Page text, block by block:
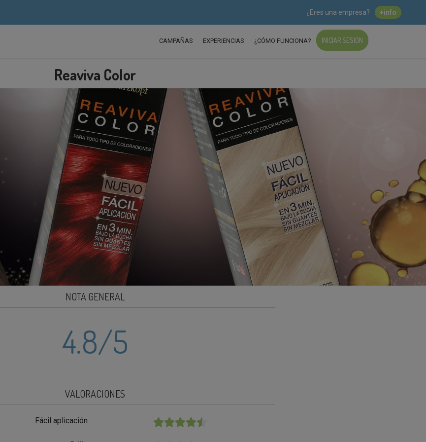
¿Eres una empresa? +info
CAMPAÑAS EXPERIENCIAS ¿CÓMO FUNCIONA? INICIAR SESIÓN
Reaviva Color
NOTA GENERAL
4.8/5
VALORACIONES
Fácil aplicación ★★★★★